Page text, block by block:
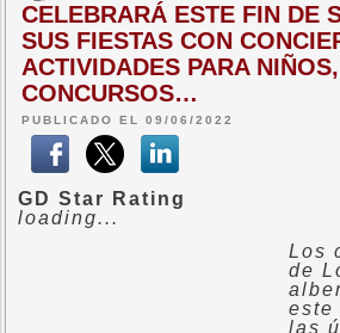
CELEBRARÁ ESTE FIN DE
SUS FIESTAS CON
ACTIVIDADES PARA NIÑOS,
CONCURSOS…
PUBLICADO EL 09/06/2022
GD Star Rating
loading...
Los
de
este
las